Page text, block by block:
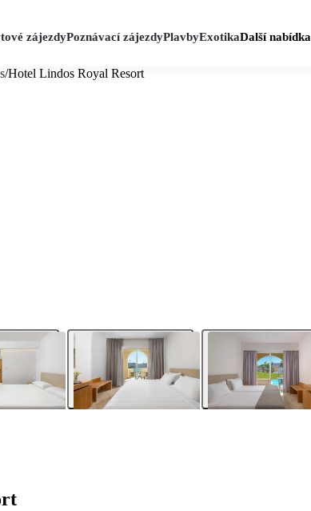
zájezdyPoznávací zájezdyPlavbyExotikaDalší nabídka
/Hotel Lindos Royal Resort